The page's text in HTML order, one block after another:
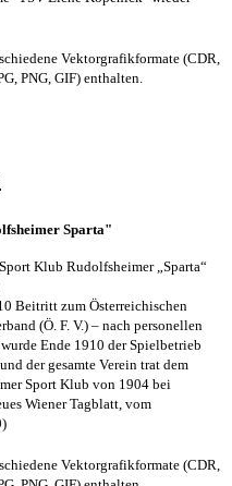
Vektorgrafikformate (CDR,
PNG, GIF) enthalten.
Sparta"
Klub Rudolfsheimer „Sparta“
Beitritt zum Österreichischen
(Ö. F. V.) – nach personellen
Ende 1910 der Spielbetrieb
der gesamte Verein trat dem
Sport Klub von 1904 bei
Wiener Tagblatt, vom
Vektorgrafikformate (CDR,